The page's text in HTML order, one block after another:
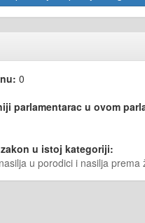
0
parlamentarac u ovom
u istoj kategoriji:
u porodici i nasilja prema